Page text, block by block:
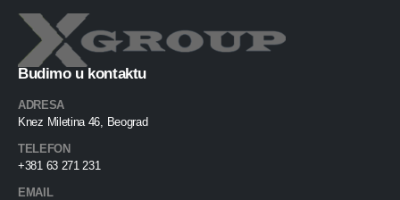
Budimo u kontaktu
ADRESA
Knez Miletina 46, Beograd
TELEFON
+381 63 271 231
EMAIL